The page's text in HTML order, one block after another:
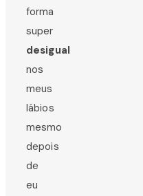
forma
super
desigual
nos
meus
lábios
mesmo
depois
de
eu